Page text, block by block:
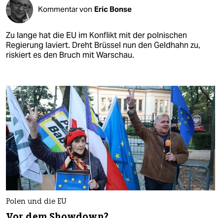
Kommentar von Eric Bonse
Zu lange hat die EU im Konflikt mit der polnischen
Regierung laviert. Dreht Brüssel nun den Geldhahn zu,
riskiert es den Bruch mit Warschau.
Polen und die EU